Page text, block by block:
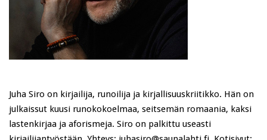
Juha Siro on kirjailija, runoilija ja kirjallisuuskriitikko. Hän on
julkaissut kuusi runokokoelmaa, seitsemän romaania, kaksi
lastenkirjaa ja aforismeja. Siro on palkittu useasti